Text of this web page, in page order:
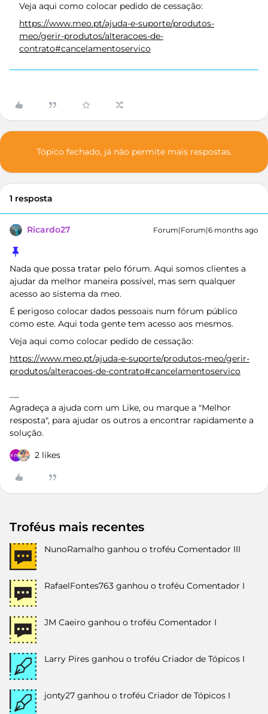
Veja aqui como colocar pedido de cessação:
https://www.meo.pt/ajuda-e-suporte/produtos-
meo/gerir-produtos/alteracoes-de-
contrato#cancelamentoservico
Tópico fechado, já não permite mais respostas.
1 resposta
Ricardo27 Forum|Forum|6 months ago
Nada que possa tratar pelo fórum. Aqui somos clientes a
ajudar da melhor maneira possível, mas sem qualquer
acesso ao sistema da meo.
É perigoso colocar dados pessoais num fórum público
como este. Aqui toda gente tem acesso aos mesmos.
Veja aqui como colocar pedido de cessação:
https://www.meo.pt/ajuda-e-suporte/produtos-meo/gerir-
produtos/alteracoes-de-contrato#cancelamentoservico
Agradeça a ajuda com um Like, ou marque a "Melhor
resposta", para ajudar os outros a encontrar rapidamente a
solução.
2 likes
Troféus mais recentes
NunoRamalho ganhou o troféu Comentador III
RafaelFontes763 ganhou o troféu Comentador I
JM Caeiro ganhou o troféu Comentador I
Larry Pires ganhou o troféu Criador de Tópicos I
jonty27 ganhou o troféu Criador de Tópicos I